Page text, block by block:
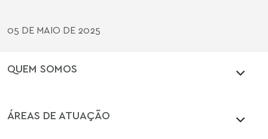
05 DE MAIO DE 2025
QUEM SOMOS
ÁREAS DE ATUAÇÃO